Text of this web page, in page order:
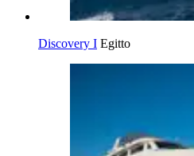
Discovery I Egitto